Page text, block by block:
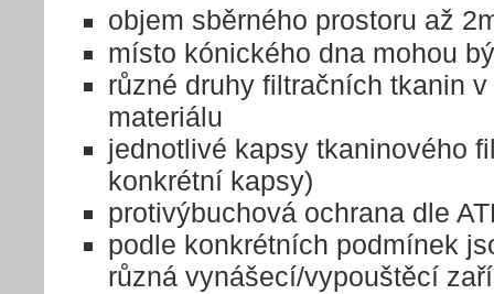
objem sběrného prostoru až
místo kónického dna mohou
různé druhy filtračních tkanin
materiálu
jednotlivé kapsy tkaninového
konkrétní kapsy)
protivýbuchová ochrana dle
podle konkrétních podmínek
různá vynášecí/vypouštěcí